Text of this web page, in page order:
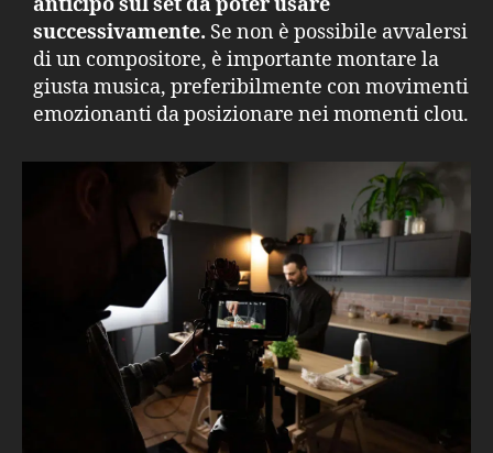
successivamente. Se non è possibile avvalersi
di un compositore, è importante montare la
giusta musica, preferibilmente con movimenti
emozionanti da posizionare nei momenti clou.